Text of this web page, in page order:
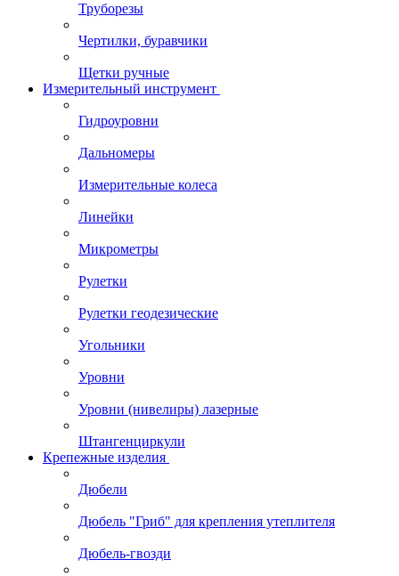
Труборезы
Чертилки, буравчики
Щетки ручные
Измерительный инструмент
Гидроуровни
Дальномеры
Измерительные колеса
Линейки
Микрометры
Рулетки
Рулетки геодезические
Угольники
Уровни
Уровни (нивелиры) лазерные
Штангенциркули
Крепежные изделия
Дюбели
Дюбель "Гриб" для крепления утеплителя
Дюбель-гвозди